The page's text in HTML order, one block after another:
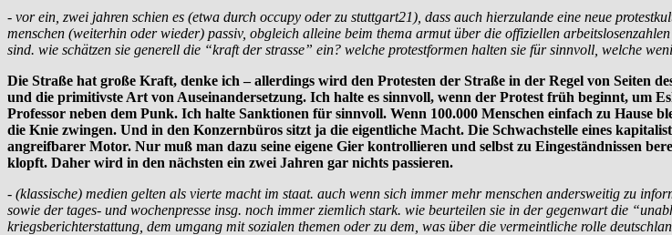
- vor ein, zwei jahren schien es (etwa durch occupy oder zu stuttgart21), dass auch hierzulande eine neue
menschen (weiterhin oder wieder) passiv, obgleich alleine beim thema armut über die offiziellen
sind. wie schätzen sie generell die “kraft der strasse” ein? welche protestformen halten sie für sinnvoll, welche
Die Straße hat große Kraft, denke ich – allerdings wird den Protesten der Straße in der Regel von Seiten
und die primitivste Art von Auseinandersetzung. Ich halte es sinnvoll, wenn der Protest früh beginnt, um
Professor neben dem Punk. Ich halte Sanktionen für sinnvoll. Wenn 100.000 Menschen einfach zu
die Knie zwingen. Und in den Konzernbüros sitzt ja die eigentliche Macht. Die Schwachstelle eines
angreifbarer Motor. Nur muß man dazu seine eigene Gier kontrollieren und selbst zu Eingeständnissen
klopft. Daher wird in den nächsten ein zwei Jahren gar nichts passieren.
- (klassische) medien gelten als vierte macht im staat. auch wenn sich immer mehr menschen andersweitig zu
sowie der tages- und wochenpresse insg. noch immer ziemlich stark. wie beurteilen sie in der gegenwart die
kriegsberichterstattung, dem umgang mit sozialen themen oder zu dem, was über die vermeintliche rolle